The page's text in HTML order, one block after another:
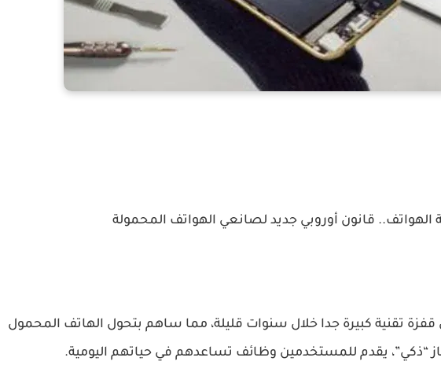
الهواتف.. قانون أوروبي جديد لصانعي الهواتف المحمولة
تقنية كبيرة جدا خلال سنوات قليلة، مما ساهم بتحول الهاتف المحمول
“ذكي”، يقدم للمستخدمين وظائف تساعدهم في حياتهم اليومية.